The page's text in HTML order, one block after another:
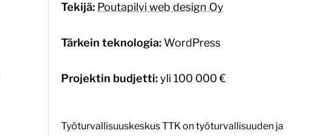
Tekijä: Poutapilvi web design Oy
Tärkein teknologia:WordPress
Projektin budjetti:yli 100 000 €
Työturvallisuuskeskus TTK on työturvallisuuden ja